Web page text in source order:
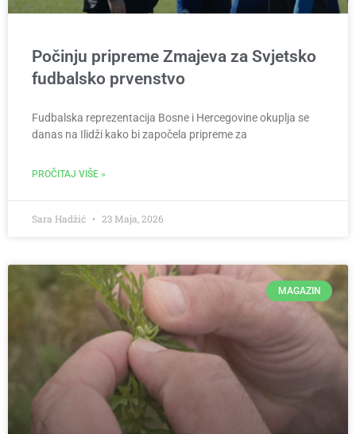
Počinju pripreme Zmajeva za Svjetsko
fudbalsko prvenstvo
Fudbalska reprezentacija Bosne i Hercegovine okuplja se
danas na Ilidži kako bi započela pripreme za
PROČITAJ VIŠE »
Sara Hadžić 23 Maja, 2026
MAGAZIN